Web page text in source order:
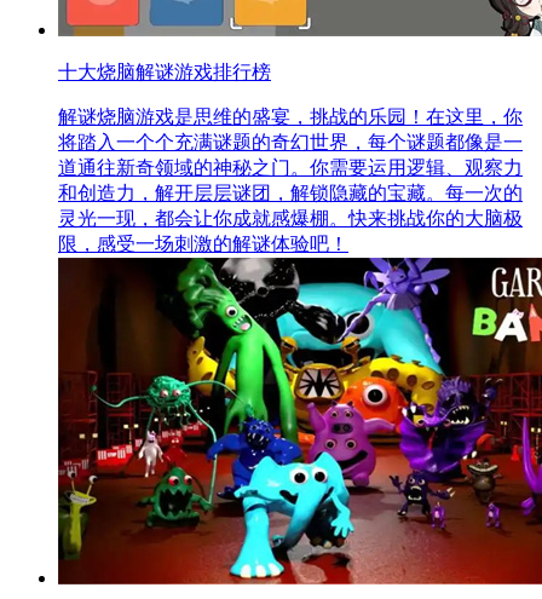
十大烧脑解谜游戏排行榜
解谜烧脑游戏是思维的盛宴，挑战的乐园！在这里，你
将踏入一个个充满谜题的奇幻世界，每个谜题都像是一
道通往新奇领域的神秘之门。你需要运用逻辑、观察力
和创造力，解开层层谜团，解锁隐藏的宝藏。每一次的
灵光一现，都会让你成就感爆棚。快来挑战你的大脑极
限，感受一场刺激的解谜体验吧！